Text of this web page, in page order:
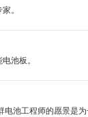
。
池板。
电池工程师的愿景是